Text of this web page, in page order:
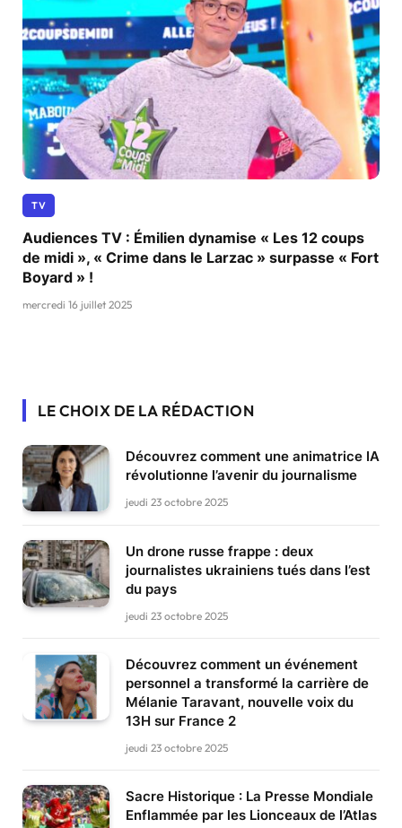
TV
Audiences TV : Émilien dynamise « Les 12 coups
de midi », « Crime dans le Larzac » surpasse « Fort
Boyard » !
mercredi 16 juillet 2025
LE CHOIX DE LA RÉDACTION
Découvrez comment une animatrice IA
révolutionne l’avenir du journalisme
jeudi 23 octobre 2025
Un drone russe frappe : deux
journalistes ukrainiens tués dans l’est
du pays
jeudi 23 octobre 2025
Découvrez comment un événement
personnel a transformé la carrière de
Mélanie Taravant, nouvelle voix du
13H sur France 2
jeudi 23 octobre 2025
Sacre Historique : La Presse Mondiale
Enflammée par les Lionceaux de l’Atlas